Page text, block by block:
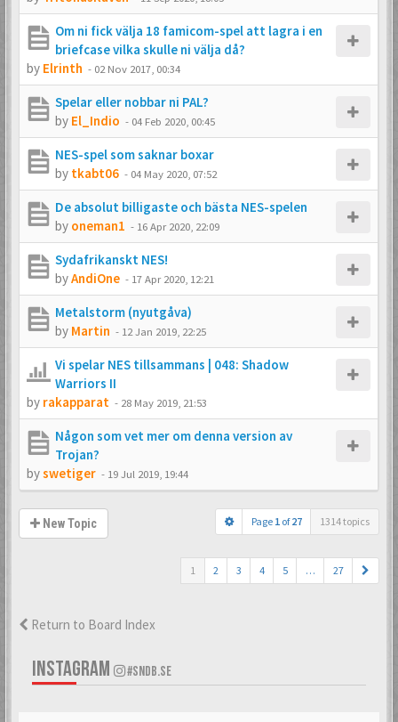
Om ni fick välja 18 famicom-spel att lagra i en
briefcase vilka skulle ni välja då?
by Elrinth - 02 Nov 2017, 00:34
Spelar eller nobbar ni PAL?
by El_Indio - 04 Feb 2020, 00:45
NES-spel som saknar boxar
by tkabt06 - 04 May 2020, 07:52
De absolut billigaste och bästa NES-spelen
by oneman1 - 16 Apr 2020, 22:09
Sydafrikanskt NES!
byAndiOne - 17 Apr 2020, 12:21
Metalstorm (nyutgåva)
by Martin - 12 Jan 2019, 22:25
Vi spelar NES tillsammans | 048: Shadow
Warriors II
by rakapparat - 28 May 2019, 21:53
Någon som vet mer om denna version av
Trojan?
byswetiger - 19 Jul 2019, 19:44
New Topic Page 1 of27 1314 topics
1 2 3 4 5 … 27
Return to Board Index
INSTAGRAM #SNDB.SE